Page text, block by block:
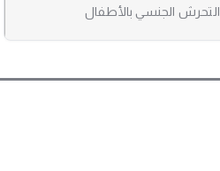
التحرش الجنسي بالأطفال